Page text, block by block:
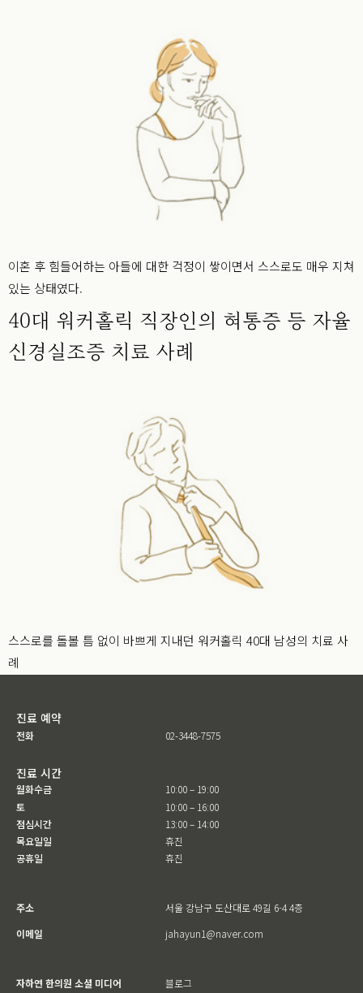
이혼 후 힘들어하는 아들에 대한 걱정이 쌓이면서 스스로도 매우 지쳐
있는 상태였다.
40대 워커홀릭 직장인의 혀통증 등 자율
신경실조증 치료 사례
스스로를 돌볼 틈 없이 바쁘게 지내던 워커홀릭 40대 남성의 치료 사
례
진료 예약
전화 02-3448-7575
진료 시간
월화수금
토
점심시간
목요일일
공휴일
10:00 – 19:00
10:00 – 16:00
13:00 – 14:00
휴진
휴진
주소
서울 강남구 도산대로 49길 6-4 4층
이메일
jahayun1@naver.com
자하연 한의원 소셜 미디어
블로그